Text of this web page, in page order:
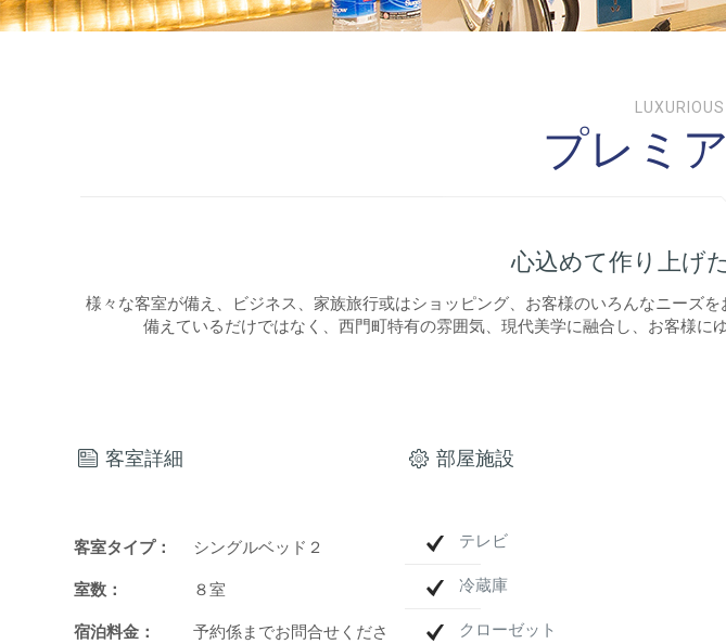
プレミ
心込めて作り上げ
様々な客室が備え、ビジネス、家族旅行或はショッピング、お客様のいろんなニーズ
備えているだけではなく、西門町特有の雰囲気、現代美学に融合し、お客様に
客室詳細 部屋施設
客室タイプ： シングルベッド２
室数： ８室
宿泊料金：
予約係までお問合せくださ
テレビ
冷蔵庫
クローゼット